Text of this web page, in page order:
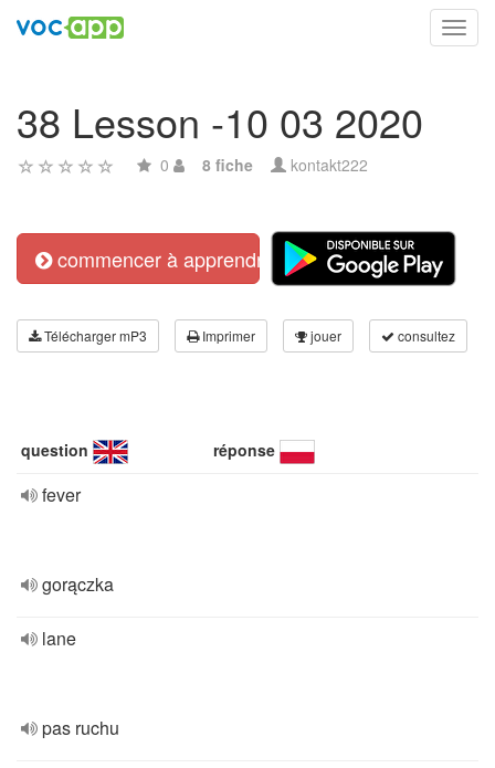
38 Lesson -10 03 2020
0 8 fiche kontakt222
commencer à apprendre
Télécharger mP3 Imprimer jouer consultez
question réponse
fever
gorączka
lane
pas ruchu